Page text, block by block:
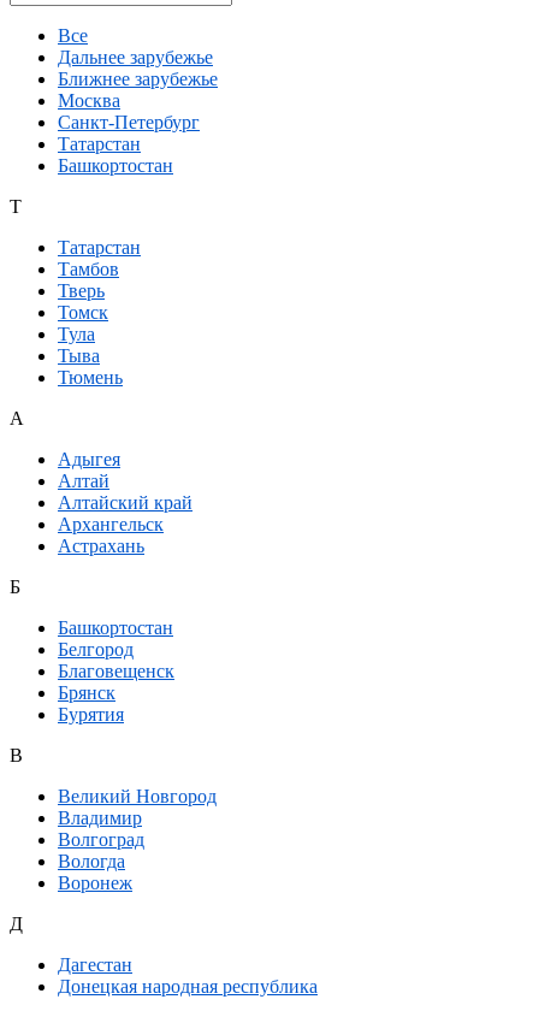
Все
Дальнее зарубежье
Ближнее зарубежье
Москва
Санкт-Петербург
Татарстан
Башкортостан
Т
Татарстан
Тамбов
Тверь
Томск
Тула
Тыва
Тюмень
А
Адыгея
Алтай
Алтайский край
Архангельск
Астрахань
Б
Башкортостан
Белгород
Благовещенск
Брянск
Бурятия
В
Великий Новгород
Владимир
Волгоград
Вологда
Воронеж
Д
Дагестан
Донецкая народная республика